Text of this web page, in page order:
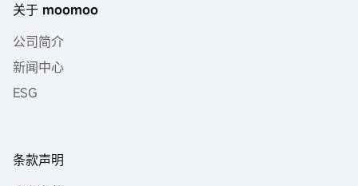
关于 moomoo
公司简介
新闻中心
ESG
条款声明